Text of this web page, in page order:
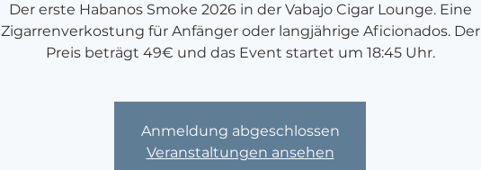
Der erste Habanos Smoke 2026 in der Vabajo Cigar Lounge. Eine
Zigarrenverkostung für Anfänger oder langjährige Aficionados. Der
Preis beträgt 49€ und das Event startet um 18:45 Uhr.
Anmeldung abgeschlossen
Veranstaltungen ansehen